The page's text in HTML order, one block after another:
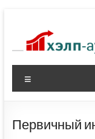
содержимому
Первичный